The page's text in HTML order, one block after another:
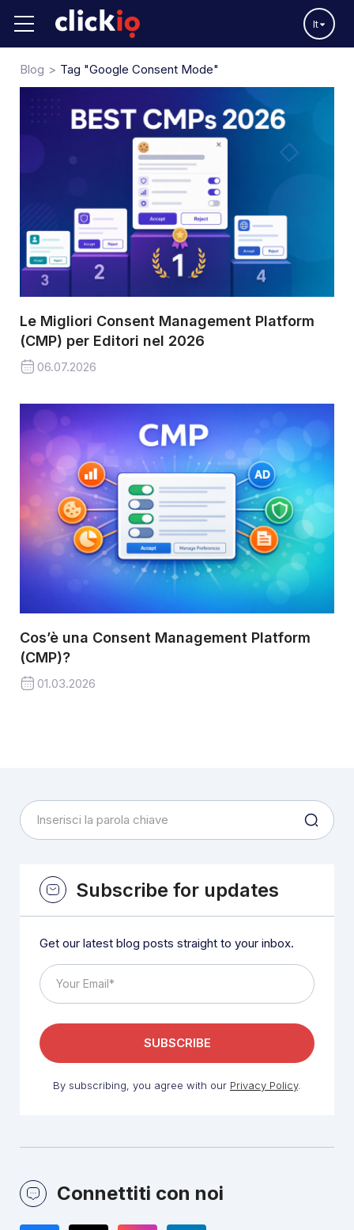
It
Blog Tag "Google Consent Mode"
Le Migliori Consent Management Platform
(CMP) per Editori nel 2026
06.07.2026
Cos’è una Consent Management Platform
(CMP)?
01.03.2026
Subscribe for updates
Get our latest blog posts straight to your inbox.
By subscribing, you agree with our Privacy Policy.
Connettiti con noi